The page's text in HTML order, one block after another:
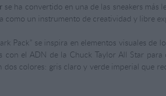
se ha convertido en una de las sneakers más
como un instrumento de creatividad y libre
Pack” se inspira en elementos visuales de
el ADN de la Chuck Taylor All Star para
dos colores: gris claro y verde imperial que